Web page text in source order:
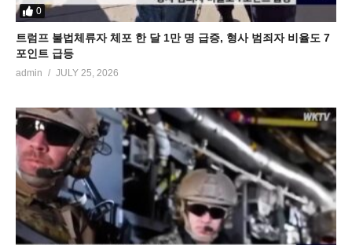
0
트럼프 불법체류자 체포 한 달 1만 명 급증, 형사 범죄자 비율도 7
포인트 급등
admin JULY 25, 2026